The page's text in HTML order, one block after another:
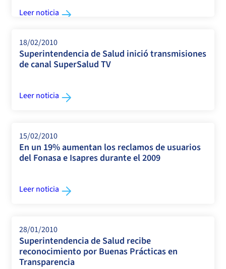
Leer noticia
18/02/2010
Superintendencia de Salud inició transmisiones
de canal SuperSalud TV
Leer noticia
15/02/2010
En un 19% aumentan los reclamos de usuarios
del Fonasa e Isapres durante el 2009
Leer noticia
28/01/2010
Superintendencia de Salud recibe
reconocimiento por Buenas Prácticas en
Transparencia